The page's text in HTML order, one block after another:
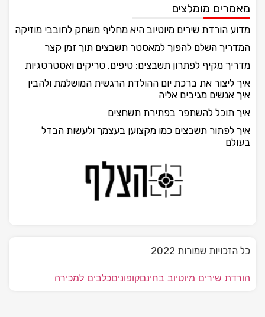
מאמרים מומלצים
מדוע הורדת שירים מיוטיוב היא מחליף משחק לחובבי מוזיקה
המדריך השלם להפוך למאסטר תשבצים תוך זמן קצר
מדריך מקיף לפתרון תשבצים: טיפים, טריקים ואסטרטגיות
איך ליצור את ברכת יום ההולדת הרגשית המושלמת ולהבין
איך אנשים מגיבים אליה
איך תוכל להשתפר בפתירת תשחצים
איך לפתור תשבצים כמו מקצוען בעצמך ולעשות הבדל
בעולם
כל הזכויות שמורות 2022
הורדת שירים מיוטיוב בחינםקופוניםכלבים למכירה